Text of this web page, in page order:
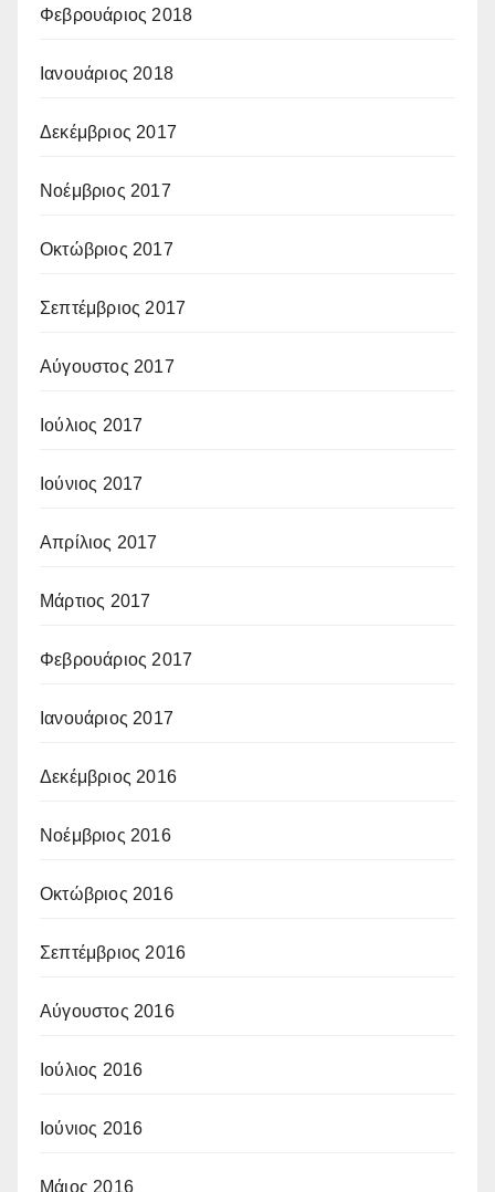
Φεβρουάριος 2018
Ιανουάριος 2018
Δεκέμβριος 2017
Νοέμβριος 2017
Οκτώβριος 2017
Σεπτέμβριος 2017
Αύγουστος 2017
Ιούλιος 2017
Ιούνιος 2017
Απρίλιος 2017
Μάρτιος 2017
Φεβρουάριος 2017
Ιανουάριος 2017
Δεκέμβριος 2016
Νοέμβριος 2016
Οκτώβριος 2016
Σεπτέμβριος 2016
Αύγουστος 2016
Ιούλιος 2016
Ιούνιος 2016
Μάιος 2016